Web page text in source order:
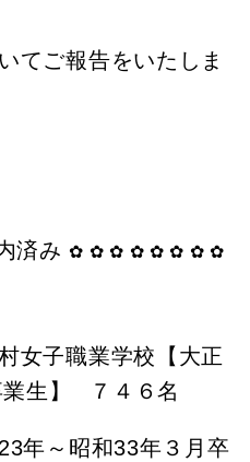
てご報告をいたしま
済み✿ ✿ ✿ ✿ ✿ ✿ ✿ ✿
女子職業学校 【大正
生】
７４６名
年～昭和33年３月卒